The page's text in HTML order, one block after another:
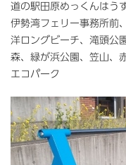
道の駅田原めっくんはう
伊勢湾フェリー事務所前
洋ロングビーチ、滝頭公
森、緑が浜公園、笠山、
エコパーク